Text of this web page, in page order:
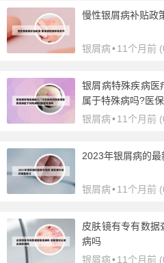
慢性银屑病补贴政
银屑病•11个月前
银屑病特殊疾病医
属于特殊病吗?医
银屑病•11个月前
2023年银屑病的
银屑病•11个月前
皮肤镜有专有数据
病吗
银屑病•11个月前